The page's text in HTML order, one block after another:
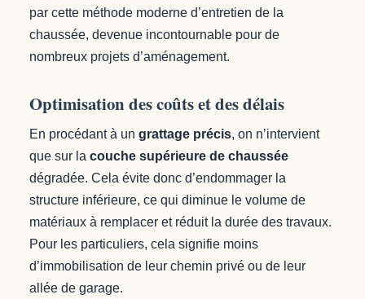
par cette méthode moderne d’entretien de la
chaussée, devenue incontournable pour de
nombreux projets d’aménagement.
Optimisation des coûts et des délais
En procédant à un grattage précis, on n’intervient
que sur la couche supérieure de chaussée
dégradée. Cela évite donc d’endommager la
structure inférieure, ce qui diminue le volume de
matériaux à remplacer et réduit la durée des travaux.
Pour les particuliers, cela signifie moins
d’immobilisation de leur chemin privé ou de leur
allée de garage.